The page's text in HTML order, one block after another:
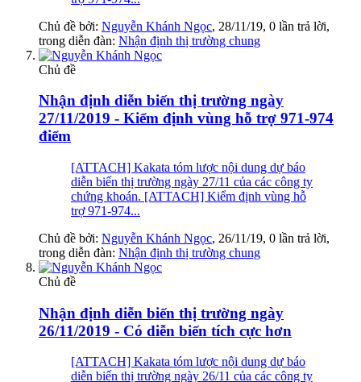
Chủ đề bởi: Nguyễn Khánh Ngọc, 28/11/19, 0 lần trả lời,
trong diễn đàn: Nhận định thị trường chung
Chủ đề
Nhận định diễn biến thị trường ngày
27/11/2019 - Kiểm định vùng hỗ trợ 971-974
điểm
[ATTACH] Kakata tóm lược nội dung dự báo
diễn biến thị trường ngày 27/11 của các công ty
chứng khoán. [ATTACH] Kiểm định vùng hỗ
trợ 971-974...
Chủ đề bởi: Nguyễn Khánh Ngọc, 26/11/19, 0 lần trả lời,
trong diễn đàn: Nhận định thị trường chung
Chủ đề
Nhận định diễn biến thị trường ngày
26/11/2019 - Có diễn biến tích cực hơn
[ATTACH] Kakata tóm lược nội dung dự báo
diễn biến thị trường ngày 26/11 của các công ty